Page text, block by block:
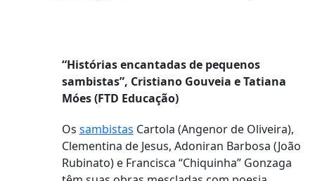
“Histórias encantadas de pequenos
sambistas”, Cristiano Gouveia e Tatiana
Móes (FTD Educação)
Os sambistas Cartola (Angenor de Oliveira),
Clementina de Jesus, Adoniran Barbosa (João
Rubinato) e Francisca “Chiquinha” Gonzaga